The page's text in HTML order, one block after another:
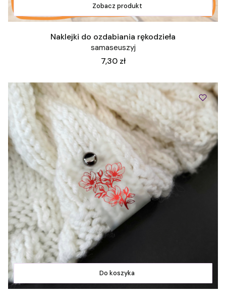
Zobacz produkt
Naklejki do ozdabiania rękodzieła
samaseuszyj
Cena
7,30 zł
Do koszyka